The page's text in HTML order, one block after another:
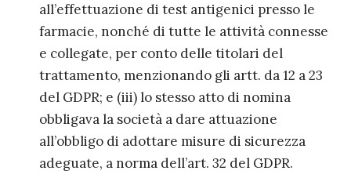
all’effettuazione di test antigenici presso le
farmacie, nonché di tutte le attività connesse
e collegate, per conto delle titolari del
trattamento, menzionando gli artt. da 12 a 23
del GDPR; e (iii) lo stesso atto di nomina
obbligava la società a dare attuazione
all’obbligo di adottare misure di sicurezza
adeguate, a norma dell’art. 32 del GDPR.